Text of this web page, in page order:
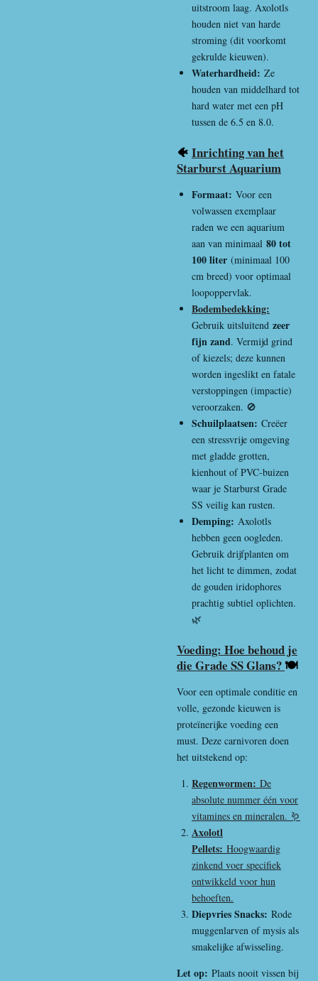
uitstroom laag. Axolotls
houden niet van harde
stroming (dit voorkomt
gekrulde kieuwen).
Waterhardheid: Ze
houden van middelhard tot
hard water met een pH
tussen de 6.5 en 8.0.
🐠 Inrichting van het
Starburst Aquarium
Formaat: Voor een
volwassen exemplaar
raden we een aquarium
aan van minimaal 80 tot
100 liter (minimaal 100
cm breed) voor optimaal
loopoppervlak.
Bodembedekking:
Gebruik uitsluitend zeer
fijn zand. Vermijd grind
of kiezels; deze kunnen
worden ingeslikt en fatale
verstoppingen (impactie)
veroorzaken. 🚫
Schuilplaatsen: Creëer
een stressvrije omgeving
met gladde grotten,
kienhout of PVC-buizen
waar je Starburst Grade
SS veilig kan rusten.
Demping: Axolotls
hebben geen oogleden.
Gebruik drijfplanten om
het licht te dimmen, zodat
de gouden iridophores
prachtig subtiel oplichten.
🌿
Voeding: Hoe behoud je
die Grade SS Glans? 🍽️
Voor een optimale conditie en
volle, gezonde kieuwen is
proteïnerijke voeding een
must. Deze carnivoren doen
het uitstekend op:
Regenwormen: De
absolute nummer één voor
vitamines en mineralen. 🪱
Axolotl
Pellets: Hoogwaardig
zinkend voer specifiek
ontwikkeld voor hun
behoeften.
Diepvries Snacks: Rode
muggenlarven of mysis als
smakelijke afwisseling.
Let op: Plaats nooit vissen bij